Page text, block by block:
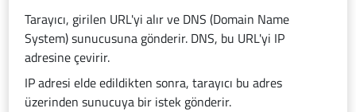
Tarayıcı, girilen URL'yi alır ve DNS (Domain Name
System) sunucusuna gönderir. DNS, bu URL'yi IP
adresine çevirir.
IP adresi elde edildikten sonra, tarayıcı bu adres
üzerinden sunucuya bir istek gönderir.